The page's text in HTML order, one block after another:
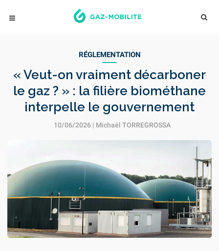
RÉGLEMENTATION
« Veut-on vraiment décarboner
le gaz ? » : la filière biométhane
interpelle le gouvernement
10/06/2026 | Michaël TORREGROSSA